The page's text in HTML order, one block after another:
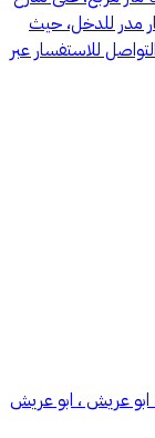
مدر للدخل، حيث
يمكن التواصل للاستفسار عبر
ابو عريش ، ابو عريش